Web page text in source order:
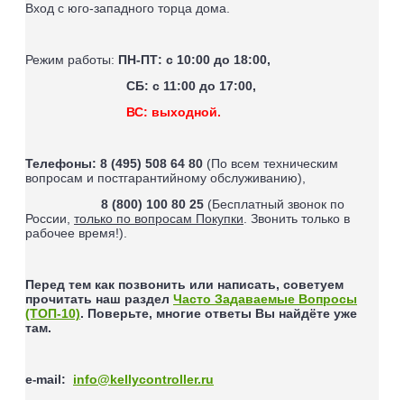
Вход с юго-западного торца дома.
Режим работы: ПН-ПТ: с 10:00 до 18:00,
СБ: с 11:00 до 17:00,
ВС: выходной.
Телефоны: 8 (495) 508 64 80 (По всем техническим
вопросам и постгарантийному обслуживанию),
8 (800) 100 80 25 (Бесплатный звонок по
России, только по вопросам Покупки. Звонить только в
рабочее время!).
Перед тем как позвонить или написать, советуем
прочитать наш раздел Часто Задаваемые Вопросы
(ТОП-10). Поверьте, многие ответы Вы найдёте уже
там.
e-mail: info@kellycontroller.ru